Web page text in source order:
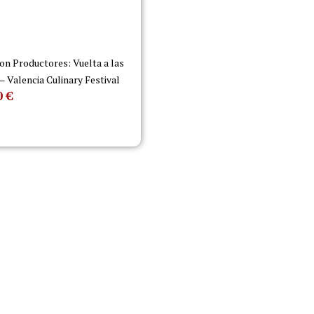
Productores: Vuelta a las
Valencia Culinary Festival
€